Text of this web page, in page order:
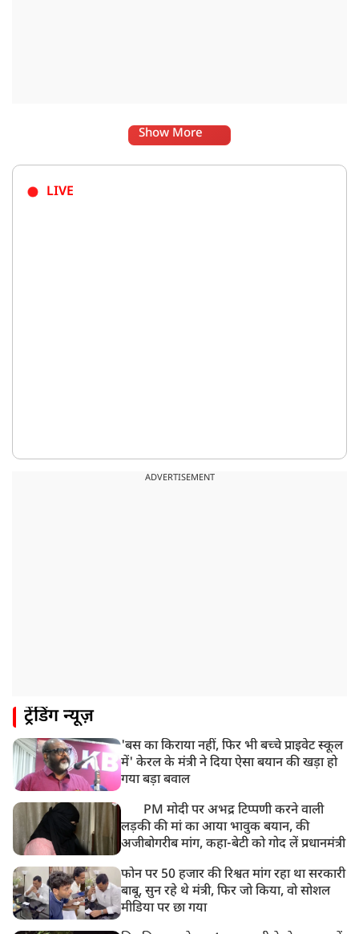
Show More
LIVE
ADVERTISEMENT
ट्रेंडिंग न्यूज़
'बस का किराया नहीं, फिर भी बच्चे प्राइवेट स्कूल
में' केरल के मंत्री ने दिया ऐसा बयान की खड़ा हो
गया बड़ा बवाल
PM मोदी पर अभद्र टिप्पणी करने वाली
लड़की की मां का आया भावुक बयान, की
अजीबोगरीब मांग, कहा-बेटी को गोद लें प्रधानमंत्री
फोन पर 50 हजार की रिश्वत मांग रहा था सरकारी
बाबू, सुन रहे थे मंत्री, फिर जो किया, वो सोशल
मीडिया पर छा गया